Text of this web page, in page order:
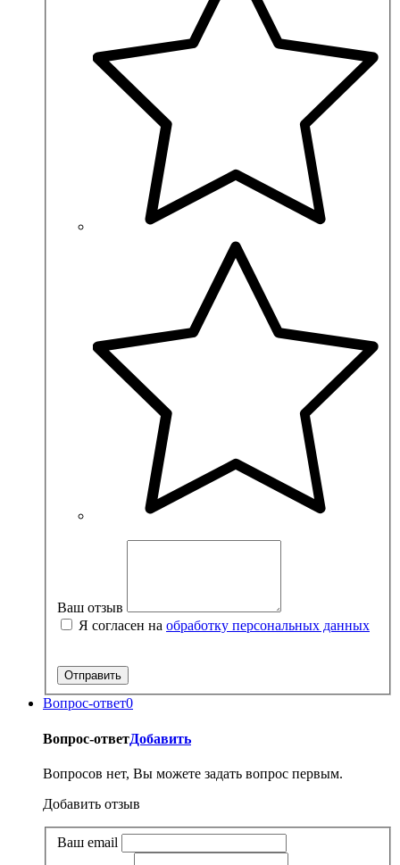
Ваш отзыв
Я согласен на обработку персональных данных
Вопрос-ответ0
Вопрос-ответДобавить
Вопросов нет, Вы можете задать вопрос первым.
Добавить отзыв
Ваш email